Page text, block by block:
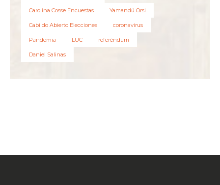
Carolina Cosse Encuestas Yamandú Orsi
Cabildo Abierto Elecciones coronavirus
Pandemia LUC referéndum
Daniel Salinas